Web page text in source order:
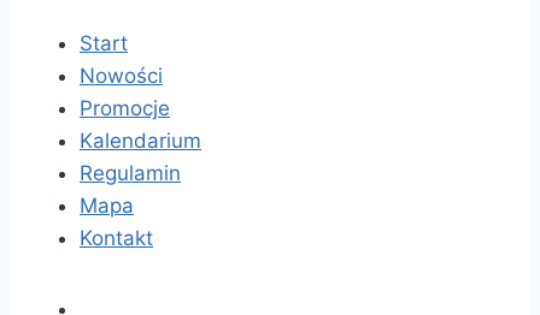
Start
Nowości
Promocje
Kalendarium
Regulamin
Mapa
Kontakt